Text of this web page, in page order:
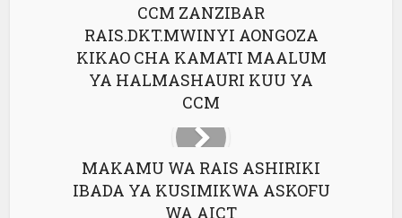
CCM ZANZIBAR
RAIS.DKT.MWINYI AONGOZA
KIKAO CHA KAMATI MAALUM
YA HALMASHAURI KUU YA
CCM
MAKAMU WA RAIS ASHIRIKI
IBADA YA KUSIMIKWA ASKOFU
WA AICT